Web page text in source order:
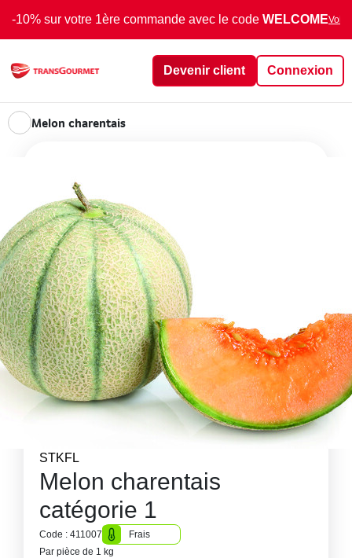
-10% sur votre 1ère commande avec le code WELCOMEVoir
Devenir client Connexion
Melon charentais
STKFL
Melon charentais
catégorie 1
Code : 411007
Frais
Par pièce de 1 kg